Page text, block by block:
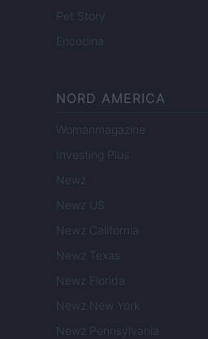
Pet Story
Encocina
NORD AMERICA
Womanmagazine
Investing Plus
Newz
Newz US
Newz California
Newz Texas
Newz Florida
Newz New York
Newz Pennsylvania